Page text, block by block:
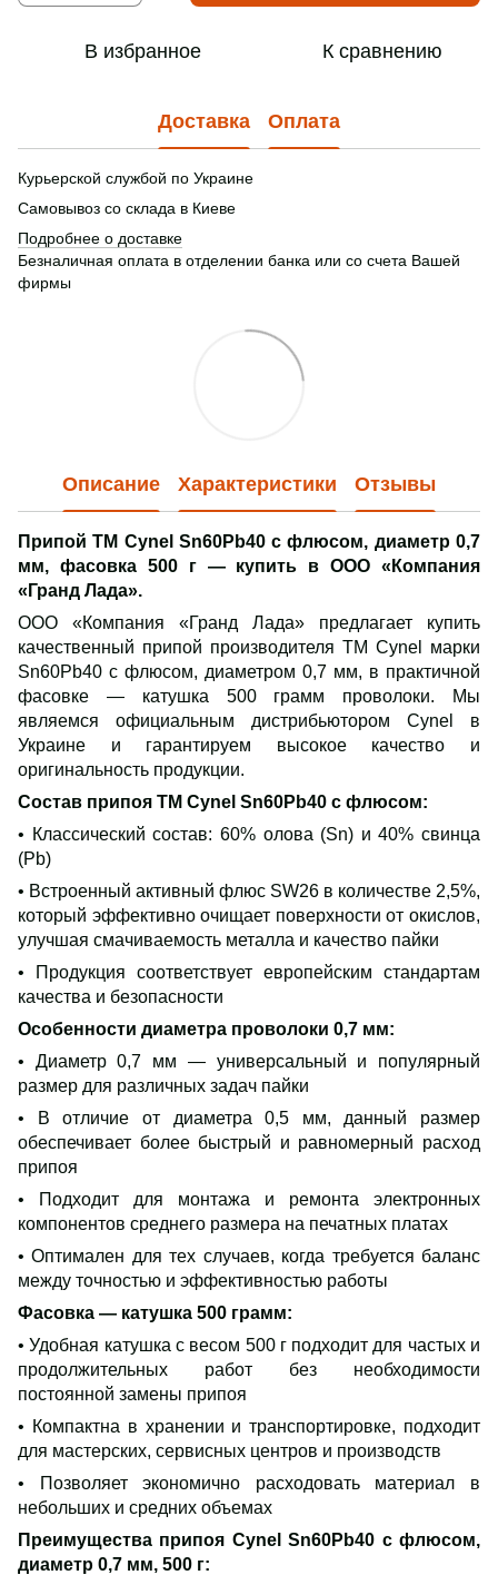
В избранное К сравнению
Доставка Оплата
Курьерской службой по Украине
Самовывоз со склада в Киеве
Подробнее о доставке
Безналичная оплата в отделении банка или со счета Вашей
фирмы
Описание Характеристики Отзывы
Припой ТМ Cynel Sn60Pb40 с флюсом, диаметр 0,7
мм, фасовка 500 г — купить в ООО «Компания
«Гранд Лада».
ООО «Компания «Гранд Лада» предлагает купить
качественный припой производителя ТМ Cynel марки
Sn60Pb40 с флюсом, диаметром 0,7 мм, в практичной
фасовке — катушка 500 грамм проволоки. Мы
являемся официальным дистрибьютором Cynel в
Украине и гарантируем высокое качество и
оригинальность продукции.
Состав припоя ТМ Cynel Sn60Pb40 с флюсом:
• Классический состав: 60% олова (Sn) и 40% свинца
(Pb)
• Встроенный активный флюс SW26 в количестве 2,5%,
который эффективно очищает поверхности от окислов,
улучшая смачиваемость металла и качество пайки
• Продукция соответствует европейским стандартам
качества и безопасности
Особенности диаметра проволоки 0,7 мм:
• Диаметр 0,7 мм — универсальный и популярный
размер для различных задач пайки
• В отличие от диаметра 0,5 мм, данный размер
обеспечивает более быстрый и равномерный расход
припоя
• Подходит для монтажа и ремонта электронных
компонентов среднего размера на печатных платах
• Оптимален для тех случаев, когда требуется баланс
между точностью и эффективностью работы
Фасовка — катушка 500 грамм:
• Удобная катушка с весом 500 г подходит для частых и
продолжительных работ без необходимости
постоянной замены припоя
• Компактна в хранении и транспортировке, подходит
для мастерских, сервисных центров и производств
• Позволяет экономично расходовать материал в
небольших и средних объемах
Преимущества припоя Cynel Sn60Pb40 с флюсом,
диаметр 0,7 мм, 500 г: